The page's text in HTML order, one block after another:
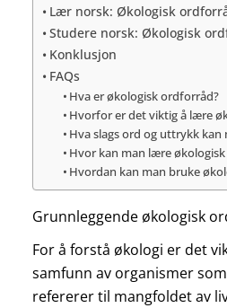
Lær norsk: Økologisk
Studere norsk: Økologisk
Konklusjon
FAQs
Hva er økologisk ordforråd?
Hvorfor er det viktig å lære
Hva slags ord og uttrykk
Hvor kan man lære
Hvordan kan man bruke
Grunnleggende økologisk
For å forstå økologi er det
samfunn av organismer
refererer til mangfoldet av